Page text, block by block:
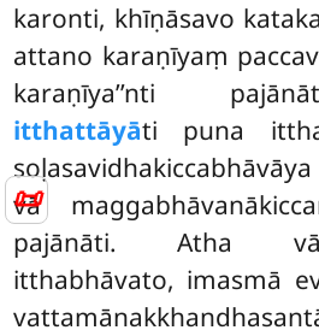
📜
karonti, khīṇāsavo
attano karaṇīyaṃ
karaṇīya’’nti
itthattāyāti puna
vā
pajānāti. Atha
itthabhāvato, imasmā